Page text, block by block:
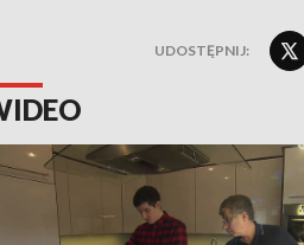
UDOSTĘPNIJ: